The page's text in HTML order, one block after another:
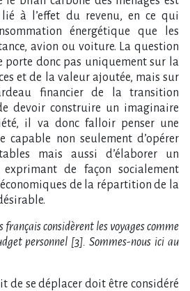
à l’effet du revenu, en ce qui
énergétique que les
avion ou voiture. La question
porte donc pas uniquement sur la
et de la valeur ajoutée, mais sur
financier de la transition
devoir construire un imaginaire
il va donc falloir penser une
capable non seulement d’opérer
mais aussi d’élaborer un
exprimant de façon socialement
de la répartition de la
considèrent les voyages comme
personnel [3]. Sommes-nous ici au
de se déplacer doit être considéré